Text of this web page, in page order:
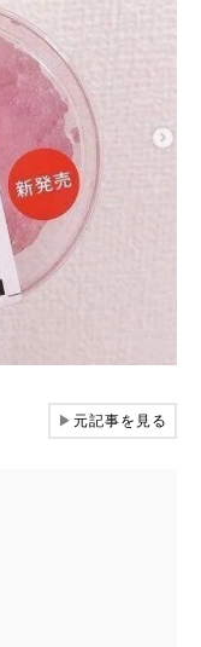
▶元記事を見る